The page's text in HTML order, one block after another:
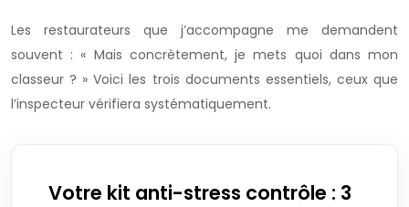
Les restaurateurs que j’accompagne me demandent
souvent : « Mais concrètement, je mets quoi dans mon
classeur ? » Voici les trois documents essentiels, ceux que
l’inspecteur vérifiera systématiquement.
Votre kit anti-stress contrôle : 3